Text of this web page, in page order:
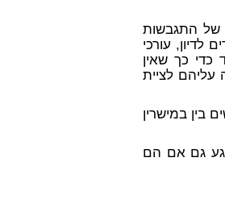
של התגבשות
לדיון, עורכי
כדי כך שאין
לציית
בין במישרין
גם אם הם